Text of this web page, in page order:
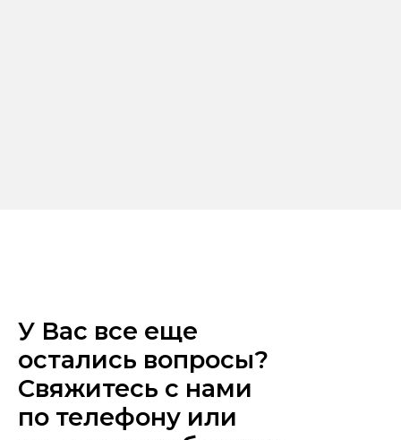
У Вас все еще
остались вопросы?
Свяжитесь с нами
по телефону или